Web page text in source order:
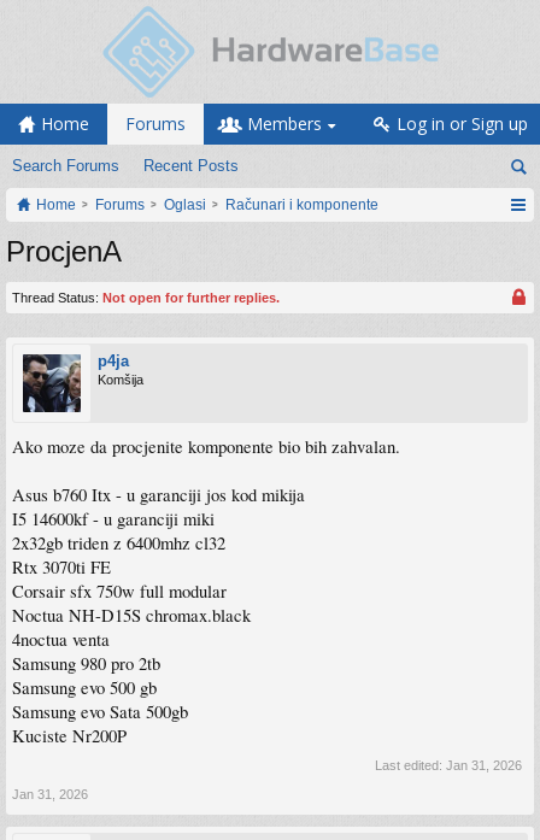
Home Forums
Search Forums Recent Posts
Members Log in or Sign up
Home Forums Oglasi Računari i komponente
ProcjenA
Thread Status: Not open for further replies.
p4ja
Komšija
Ako moze da procjenite komponente bio bih zahvalan.
Asus b760 Itx - u garanciji jos kod mikija
I5 14600kf - u garanciji miki
2x32gb triden z 6400mhz cl32
Rtx 3070ti FE
Corsair sfx 750w full modular
Noctua NH-D15S chromax.black
4noctua venta
Samsung 980 pro 2tb
Samsung evo 500 gb
Samsung evo Sata 500gb
Kuciste Nr200P
Last edited: Jan 31, 2026
Jan 31, 2026